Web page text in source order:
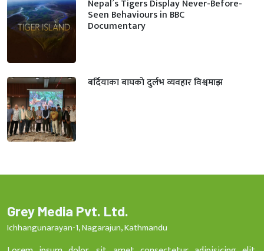
Nepal’s Tigers Display Never-Before-
Seen Behaviours in BBC
Documentary
बर्दियाका बाघको दुर्लभ व्यवहार विश्वमाझ
Grey Media Pvt. Ltd.
Ichhangunarayan-1, Nagarajun, Kathmandu